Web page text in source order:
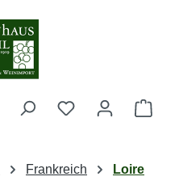
Frankreich Loire